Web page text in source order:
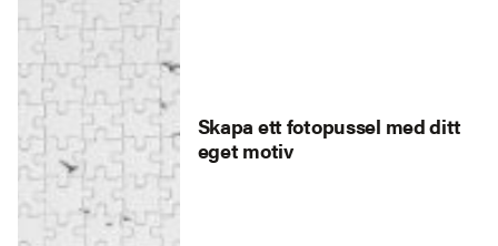
Skapa ett fotopussel med ditt
eget motiv